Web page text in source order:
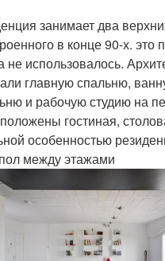
занимает два
в конце 90-х. это
не использовалось.
главную спальню,
и рабочую студию на
гостиная,
особенностью
между этажами